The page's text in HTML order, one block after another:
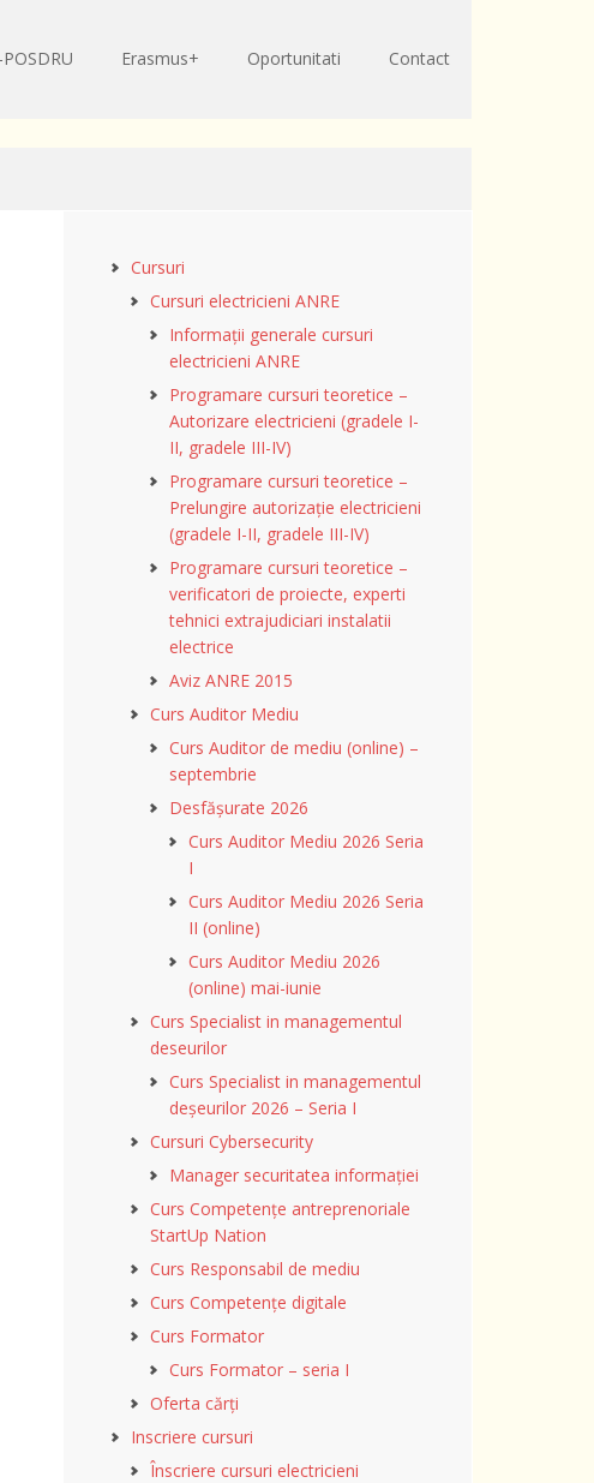
Erasmus+ Oportunitati Contact
Cursuri
Cursuri electricieni ANRE
Informații generale cursuri
electricieni ANRE
Programare cursuri teoretice –
Autorizare electricieni (gradele I-
II, gradele III-IV)
Programare cursuri teoretice –
Prelungire autorizație electricieni
(gradele I-II, gradele III-IV)
Programare cursuri teoretice –
verificatori de proiecte, experti
tehnici extrajudiciari instalatii
electrice
Aviz ANRE 2015
Curs Auditor Mediu
Curs Auditor de mediu (online) –
septembrie
Desfășurate 2026
Curs Auditor Mediu 2026 Seria
I
Curs Auditor Mediu 2026 Seria
II (online)
Curs Auditor Mediu 2026
(online) mai-iunie
Curs Specialist in managementul
deseurilor
Curs Specialist in managementul
deșeurilor 2026 – Seria I
Cursuri Cybersecurity
Manager securitatea informației
Curs Competențe antreprenoriale
StartUp Nation
Curs Responsabil de mediu
Curs Competențe digitale
Curs Formator
Curs Formator – seria I
Oferta cărți
Inscriere cursuri
Înscriere cursuri electricieni